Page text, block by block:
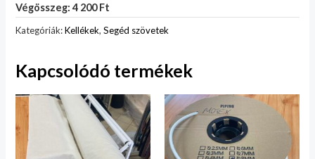
Végösszeg: 4 200 Ft
Kategóriák:Kellékek,Segéd szövetek
Kapcsolódó termékek